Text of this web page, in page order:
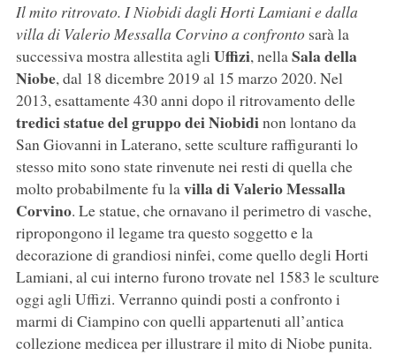
Il mito ritrovato. I Niobidi dagli Horti Lamiani e dalla
villa di Valerio Messalla Corvino a confrontosarà la
successiva mostra allestita agli Uffizi, nellaSala della
Niobe, dal 18 dicembre 2019 al 15 marzo 2020. Nel
2013, esattamente 430 anni dopo il ritrovamento delle
tredici statue del gruppo dei Niobidinon lontano da
San Giovanni in Laterano, sette sculture raffiguranti lo
stesso mito sono state rinvenute nei resti di quella che
molto probabilmente fu lavilla di Valerio Messalla
Corvino. Le statue, che ornavano il perimetro di vasche,
ripropongono il legame tra questo soggetto e la
decorazione di grandiosi ninfei, come quello degli Horti
Lamiani, al cui interno furono trovate nel 1583 le sculture
oggi agli Uffizi. Verranno quindi posti a confronto i
marmi di Ciampino con quelli appartenuti all’antica
collezione medicea per illustrare il mito di Niobe punita.